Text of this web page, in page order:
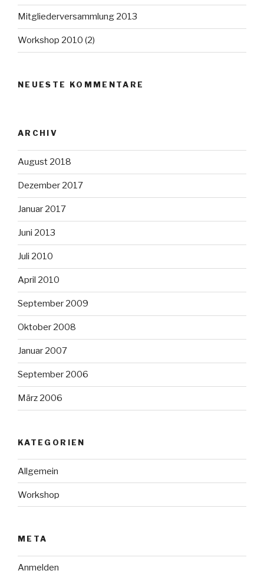
Mitgliederversammlung 2013
Workshop 2010 (2)
NEUESTE KOMMENTARE
ARCHIV
August 2018
Dezember 2017
Januar 2017
Juni 2013
Juli 2010
April 2010
September 2009
Oktober 2008
Januar 2007
September 2006
März 2006
KATEGORIEN
Allgemein
Workshop
META
Anmelden